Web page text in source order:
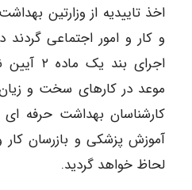
اخذ تاییدیه از وزارتین
و کار و امور اجتماعی گردند
اجرای
موعد در کارهای سخت و
کارشناسان بهداشت حرفه
آموزش پزشکی و بازرسان کار
لحاظ خواهد گردید.